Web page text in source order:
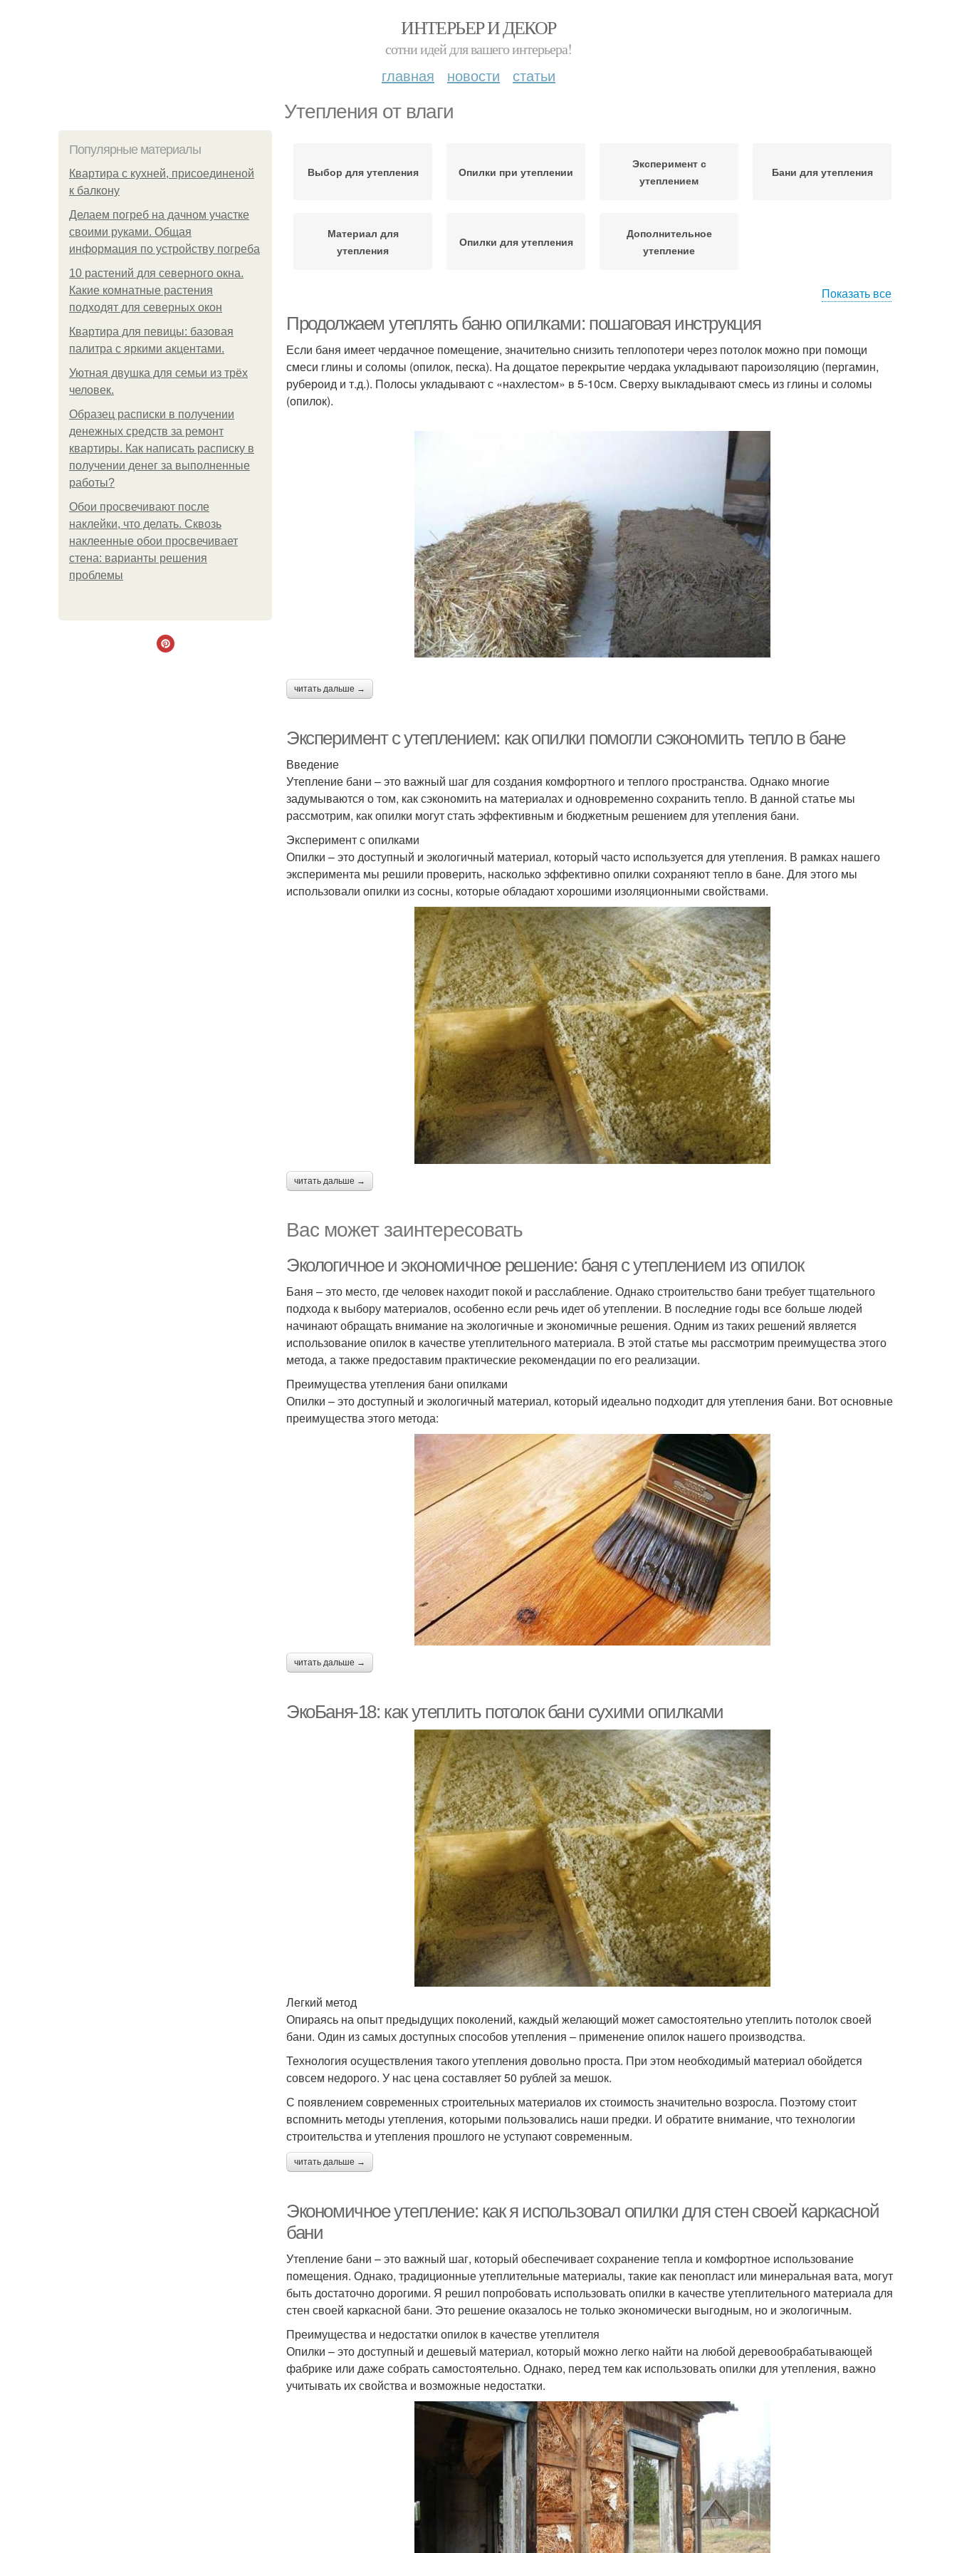
ИНТЕРЬЕР И ДЕКОР
сотни идей для вашего интерьера!
главная новости статьи
Утепления от влаги
Популярные материалы
Квартира с кухней, присоединеной
к балкону
Делаем погреб на дачном участке
своими руками. Общая
информация по устройству погреба
10 растений для северного окна.
Какие комнатные растения
подходят для северных окон
Квартира для певицы: базовая
палитра с яркими акцентами.
Уютная двушка для семьи из трёх
человек.
Образец расписки в получении
денежных средств за ремонт
квартиры. Как написать расписку в
получении денег за выполненные
работы?
Обои просвечивают после
наклейки, что делать. Сквозь
наклеенные обои просвечивает
стена: варианты решения
проблемы
Выбор для утепления Опилки при утеплении
Эксперимент с
утеплением
Бани для утепления
Материал для
утепления
Опилки для утепления
Дополнительное
утепление
Показать все
Продолжаем утеплять баню опилками: пошаговая инструкция
Если баня имеет чердачное помещение, значительно снизить теплопотери через потолок можно при помощи
смеси глины и соломы (опилок, песка). На дощатое перекрытие чердака укладывают пароизоляцию (пергамин,
рубероид и т.д.). Полосы укладывают с «нахлестом» в 5-10см. Сверху выкладывают смесь из глины и соломы
(опилок).
читать дальше →
Эксперимент с утеплением: как опилки помогли сэкономить тепло в бане
Введение
Утепление бани – это важный шаг для создания комфортного и теплого пространства. Однако многие
задумываются о том, как сэкономить на материалах и одновременно сохранить тепло. В данной статье мы
рассмотрим, как опилки могут стать эффективным и бюджетным решением для утепления бани.
Эксперимент с опилками
Опилки – это доступный и экологичный материал, который часто используется для утепления. В рамках нашего
эксперимента мы решили проверить, насколько эффективно опилки сохраняют тепло в бане. Для этого мы
использовали опилки из сосны, которые обладают хорошими изоляционными свойствами.
читать дальше →
Вас может заинтересовать
Экологичное и экономичное решение: баня с утеплением из опилок
Баня – это место, где человек находит покой и расслабление. Однако строительство бани требует тщательного
подхода к выбору материалов, особенно если речь идет об утеплении. В последние годы все больше людей
начинают обращать внимание на экологичные и экономичные решения. Одним из таких решений является
использование опилок в качестве утеплительного материала. В этой статье мы рассмотрим преимущества этого
метода, а также предоставим практические рекомендации по его реализации.
Преимущества утепления бани опилками
Опилки – это доступный и экологичный материал, который идеально подходит для утепления бани. Вот основные
преимущества этого метода:
читать дальше →
ЭкоБаня-18: как утеплить потолок бани сухими опилками
Легкий метод
Опираясь на опыт предыдущих поколений, каждый желающий может самостоятельно утеплить потолок своей
бани. Один из самых доступных способов утепления – применение опилок нашего производства.
Технология осуществления такого утепления довольно проста. При этом необходимый материал обойдется
совсем недорого. У нас цена составляет 50 рублей за мешок.
С появлением современных строительных материалов их стоимость значительно возросла. Поэтому стоит
вспомнить методы утепления, которыми пользовались наши предки. И обратите внимание, что технологии
строительства и утепления прошлого не уступают современным.
читать дальше →
Экономичное утепление: как я использовал опилки для стен своей каркасной
бани
Утепление бани – это важный шаг, который обеспечивает сохранение тепла и комфортное использование
помещения. Однако, традиционные утеплительные материалы, такие как пенопласт или минеральная вата, могут
быть достаточно дорогими. Я решил попробовать использовать опилки в качестве утеплительного материала для
стен своей каркасной бани. Это решение оказалось не только экономически выгодным, но и экологичным.
Преимущества и недостатки опилок в качестве утеплителя
Опилки – это доступный и дешевый материал, который можно легко найти на любой деревообрабатывающей
фабрике или даже собрать самостоятельно. Однако, перед тем как использовать опилки для утепления, важно
учитывать их свойства и возможные недостатки.